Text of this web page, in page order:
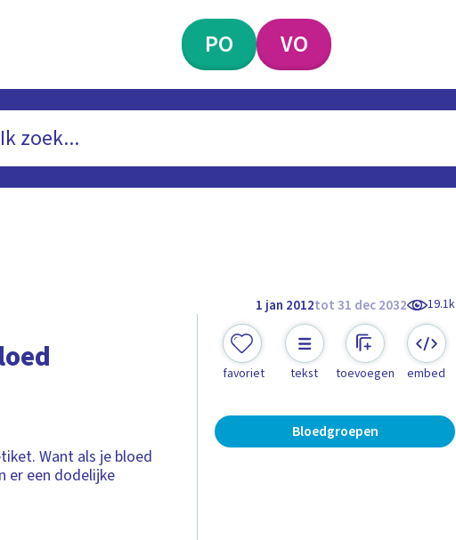
PO VO
1 jan 2012tot 31 dec 2032 19.1k
Want als je bloed
er een dodelijke
favoriet tekst toevoegen embed
Bloedgroepen